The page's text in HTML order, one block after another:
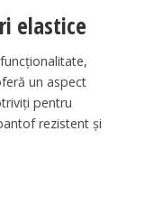
elastice
un aspect
pentru
rezistent și